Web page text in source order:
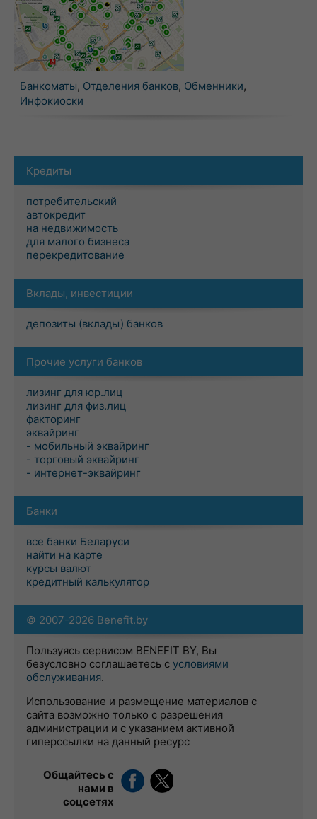
Банкоматы, Отделения банков, Обменники,
Инфокиоски
Кредиты
потребительский
автокредит
на недвижимость
для малого бизнеса
перекредитование
Вклады, инвестиции
депозиты (вклады) банков
Прочие услуги банков
лизинг для юр.лиц
лизинг для физ.лиц
факторинг
эквайринг
- мобильный эквайринг
- торговый эквайринг
- интернет-эквайринг
Банки
все банки Беларуси
найти на карте
курсы валют
кредитный калькулятор
© 2007-2026 Benefit.by
Пользуясь сервисом BENEFIT BY, Вы
безусловно соглашаетесь с условиями
обслуживания.
Использование и размещение материалов с
сайта возможно только с разрешения
администрации и с указанием активной
гиперссылки на данный ресурс
Общайтесь с
нами в
соцсетях